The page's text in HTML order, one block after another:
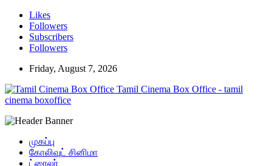
Likes
Followers
Subscribers
Followers
Friday, August 7, 2026
Tamil Cinema Box Office - tamil
cinema boxoffice
முகப்பு
கோலிவுட் சினிமா
ட்ரைலர்